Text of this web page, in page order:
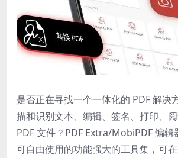
是否正在寻找一个一体化的 PDF 解决
描和识别文本、编辑、签名、打印、
PDF 文件？PDF Extra/MobiPDF 编辑
可自由使用的功能强大的工具集，可